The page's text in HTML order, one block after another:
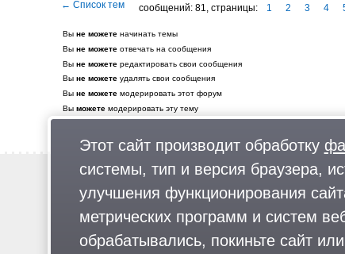
сообщений: 81, страницы: 1 2 3 4
Вы не можете начинать темы
Вы не можете отвечать на сообщения
Вы не можете редактировать свои сообщения
Вы не можете удалять свои сообщения
Вы не можете модерировать этот форум
Вы можете модерировать эту тему
Новости
Предложи новость
Реклама
Этот сайт производит обработку
системы, тип и версия браузера,
улучшения функционирования
метрических программ и систем
обрабатывались, покиньте сайт